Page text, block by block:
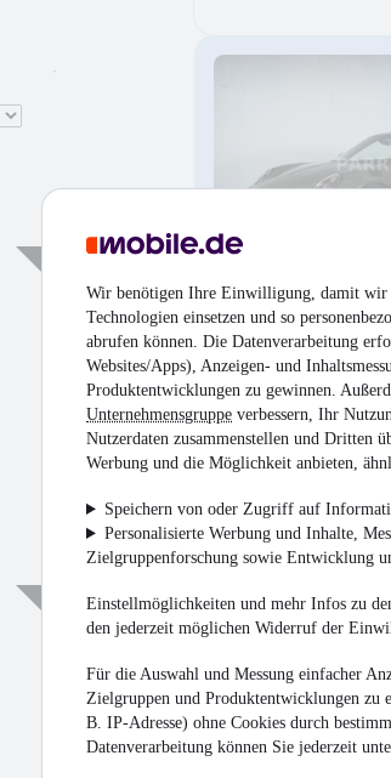
Wir benötigen Ihre Einwilligung, damit wir
Technologien einsetzen und so
abrufen können. Die Datenverarbeitung
Websites/Apps), Anzeigen- und
Produktentwicklungen zu gewinnen.
Unternehmensgruppe verbessern, Ihr
Nutzerdaten zusammenstellen und Dritten
Werbung und die Möglichkeit anbieten,
Speichern von oder Zugriff auf
Personalisierte Werbung und Inhalte,
Zielgruppenforschung sowie Entwicklung
Einstellmöglichkeiten und mehr Infos zu
den jederzeit möglichen Widerruf der
Für die Auswahl und Messung einfacher
Zielgruppen und Produktentwicklungen zu
B. IP-Adresse) ohne Cookies durch
Datenverarbeitung können Sie jederzeit